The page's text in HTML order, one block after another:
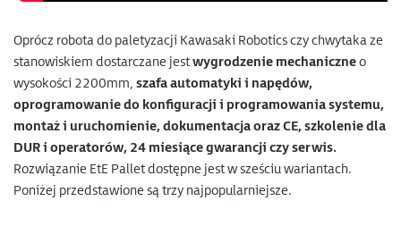
Oprócz robota do paletyzacji Kawasaki Robotics czy chwytaka ze
stanowiskiem dostarczane jestwygrodzenie mechaniczneo
wysokości 2200mm, szafa automatyki i napędów,
oprogramowanie do konfiguracji i programowania systemu,
montaż i uruchomienie, dokumentacja oraz CE, szkolenie dla
DUR i operatorów, 24 miesiące gwarancji czy serwis.
Rozwiązanie EtE Pallet dostępne jest w sześciu wariantach.
Poniżej przedstawione są trzy najpopularniejsze.